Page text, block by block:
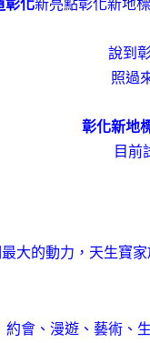
彰化新亮點彰化新地
說到
照過
彰化新地
目前
大的動力，天生寶
約會、漫遊、藝術、